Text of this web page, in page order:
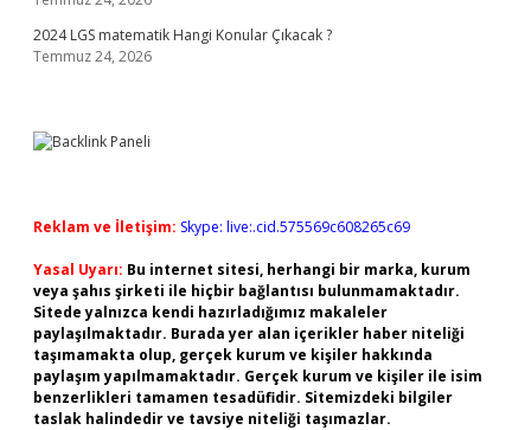
2024 LGS matematik Hangi Konular Çıkacak ?
Temmuz 24, 2026
Reklam ve İletişim: Skype: live:.cid.575569c608265c69
Yasal Uyarı: Bu internet sitesi, herhangi bir marka, kurum
veya şahıs şirketi ile hiçbir bağlantısı bulunmamaktadır.
Sitede yalnızca kendi hazırladığımız makaleler
paylaşılmaktadır. Burada yer alan içerikler haber niteliği
taşımamakta olup, gerçek kurum ve kişiler hakkında
paylaşım yapılmamaktadır. Gerçek kurum ve kişiler ile isim
benzerlikleri tamamen tesadüfidir. Sitemizdeki bilgiler
taslak halindedir ve tavsiye niteliği taşımazlar.